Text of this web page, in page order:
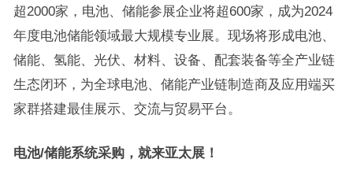
超2000家，电池、储能参展企业将超600家，成为2024
年度电池储能领域最大规模专业展。现场将形成电池、
储能、氢能、光伏、材料、设备、配套装备等全产业链
生态闭环，为全球电池、储能产业链制造商及应用端买
家群搭建最佳展示、交流与贸易平台。
电池/储能系统采购，就来亚太展！